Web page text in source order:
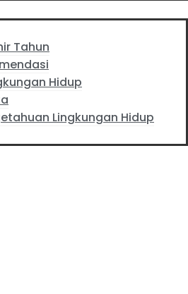
Tahun
Hidup
Lingkungan Hidup